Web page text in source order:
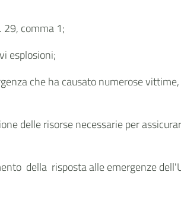
comma 1;
esplosioni;
che ha causato numerose
delle risorse necessarie per
della risposta alle emergenze